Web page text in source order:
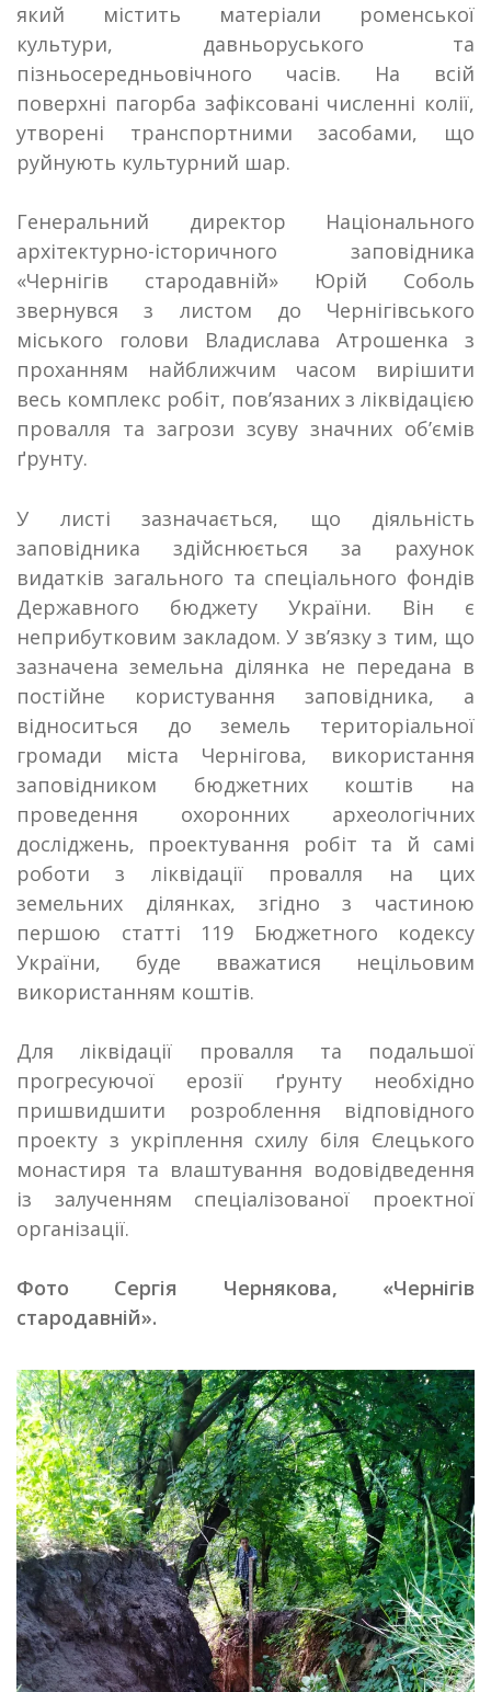
який містить матеріали роменської
культури, давньоруського та
пізньосередньовічного часів. На всій
поверхні пагорба зафіксовані численні колії,
утворені транспортними засобами, що
руйнують культурний шар.
Генеральний директор Національного
архітектурно-історичного заповідника
«Чернігів стародавній» Юрій Соболь
звернувся з листом до Чернігівського
міського голови Владислава Атрошенка з
проханням найближчим часом вирішити
весь комплекс робіт, пов’язаних з ліквідацією
провалля та загрози зсуву значних об’ємів
ґрунту.
У листі зазначається, що діяльність
заповідника здійснюється за рахунок
видатків загального та спеціального фондів
Державного бюджету України. Він є
неприбутковим закладом. У зв’язку з тим, що
зазначена земельна ділянка не передана в
постійне користування заповідника, а
відноситься до земель територіальної
громади міста Чернігова, використання
заповідником бюджетних коштів на
проведення охоронних археологічних
досліджень, проектування робіт та й самі
роботи з ліквідації провалля на цих
земельних ділянках, згідно з частиною
першою статті 119 Бюджетного кодексу
України, буде вважатися нецільовим
використанням коштів.
Для ліквідації провалля та подальшої
прогресуючої ерозії ґрунту необхідно
пришвидшити розроблення відповідного
проекту з укріплення схилу біля Єлецького
монастиря та влаштування водовідведення
із залученням спеціалізованої проектної
організації.
Фото Сергія Чернякова, «Чернігів
стародавній».